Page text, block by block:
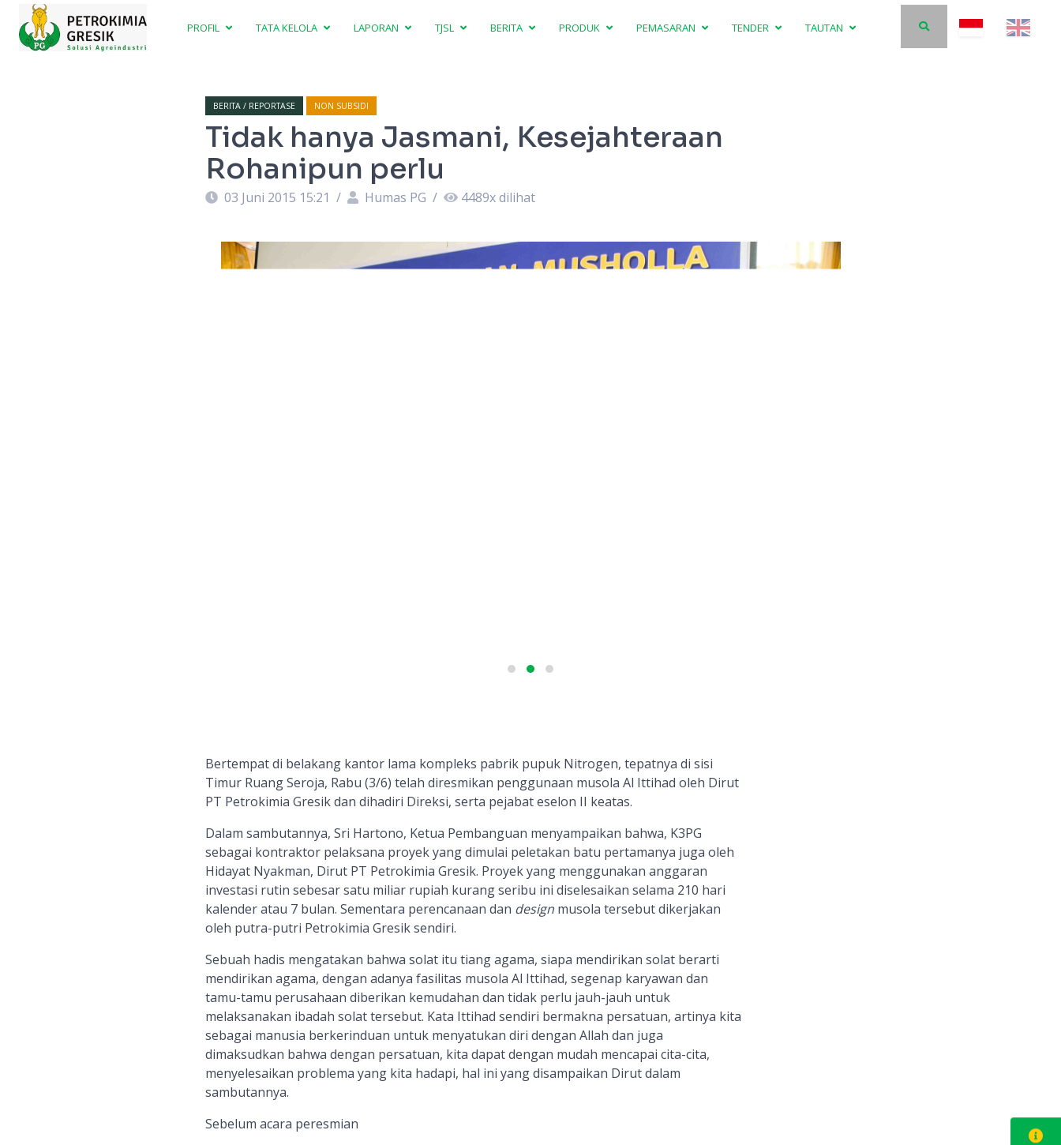
PROFIL TATA KELOLA LAPORAN TJSL BERITA PRODUK PEMASARAN TENDER TAUTAN
BERITA / REPORTASE NON SUBSIDI
Tidak hanya Jasmani, Kesejahteraan
Rohanipun perlu
03 Juni 2015 15:21 / Humas PG / 4489x dilihat
Bertempat di belakang kantor lama kompleks pabrik pupuk Nitrogen, tepatnya di sisi
Timur Ruang Seroja, Rabu (3/6) telah diresmikan penggunaan musola Al Ittihad oleh Dirut
PT Petrokimia Gresik dan dihadiri Direksi, serta pejabat eselon II keatas.
Dalam sambutannya, Sri Hartono, Ketua Pembanguan menyampaikan bahwa, K3PG
sebagai kontraktor pelaksana proyek yang dimulai peletakan batu pertamanya juga oleh
Hidayat Nyakman, Dirut PT Petrokimia Gresik. Proyek yang menggunakan anggaran
investasi rutin sebesar satu miliar rupiah kurang seribu ini diselesaikan selama 210 hari
kalender atau 7 bulan. Sementara perencanaan dan designmusola tersebut dikerjakan
oleh putra-putri Petrokimia Gresik sendiri.
Sebuah hadis mengatakan bahwa solat itu tiang agama, siapa mendirikan solat berarti
mendirikan agama, dengan adanya fasilitas musola Al Ittihad, segenap karyawan dan
tamu-tamu perusahaan diberikan kemudahan dan tidak perlu jauh-jauh untuk
melaksanakan ibadah solat tersebut. Kata Ittihad sendiri bermakna persatuan, artinya kita
sebagai manusia berkerinduan untuk menyatukan diri dengan Allah dan juga
dimaksudkan bahwa dengan persatuan, kita dapat dengan mudah mencapai cita-cita,
menyelesaikan problema yang kita hadapi, hal ini yang disampaikan Dirut dalam
sambutannya.
Sebelum acara peresmian